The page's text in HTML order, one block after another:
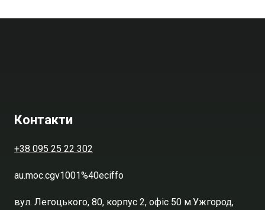
Контакти
+38 095 25 22 302
au.moc.cgv1001%40eciffo
вул. Легоцького, 80, корпус 2, офіс 50 м.Ужгород,